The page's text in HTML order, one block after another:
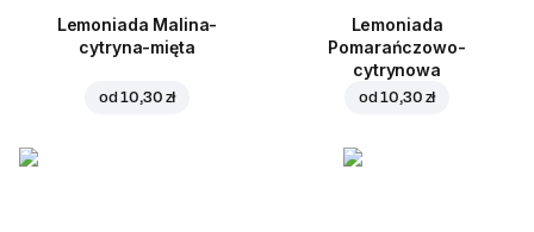
Lemoniada Malina-
cytryna-mięta
od10,30 zł
Lemoniada
Pomarańczowo-
cytrynowa
od10,30 zł